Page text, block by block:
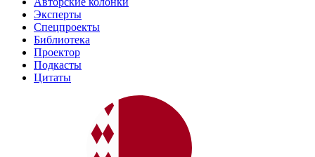
Эксперты
Спецпроекты
Библиотека
Проектор
Подкасты
Цитаты